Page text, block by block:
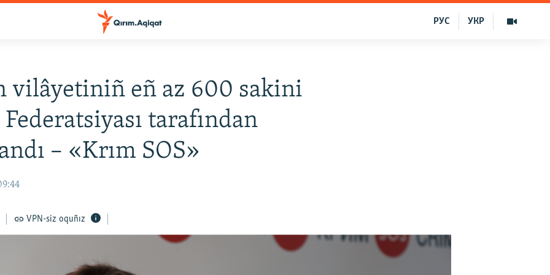
УКР
РУС
vilâyetiniñ eñ az 600 sakini
tarafından
– «Krım SOS»
VPN-siz oquñız